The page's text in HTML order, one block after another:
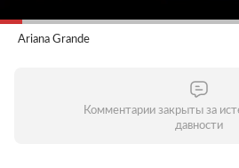
Ariana Grande
Комментарии закрыты за
давности